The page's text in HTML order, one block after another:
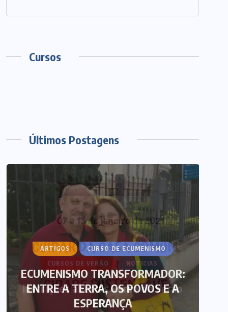
Cursos
Últimos Postagens
ARTIGOS CURSO DE ECUMENISMO
ECUMENISMO TRANSFORMADOR:
ENTRE A TERRA, OS POVOS E A
ESPERANÇA